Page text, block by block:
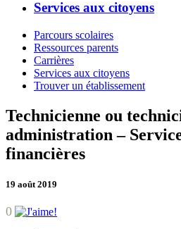
Services aux citoyens
Parcours scolaires
Ressources parents
Carrières
Services aux citoyens
Trouver un établissement
Technicienne ou
administration –
financières
19 août 2019
0